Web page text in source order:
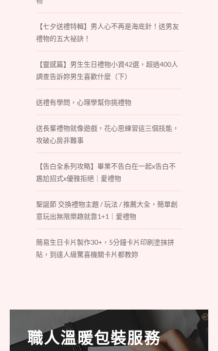
【七夕送禮特輯】男人心不再是海底針！送男友
禮物的五大祕訣！
【靈感篇】男生生日禮物小資42選，超過400人
調查告訴妳男生喜歡什麼（下）
送禮有學問，心理學幫你挑禮物
送長輩禮物就像遊戲，花心思練習這三個技能，
攻破心房非難事
【告白全系列攻略】畢業不告白在一起x告白不
尷尬招式x優雅拒絕｜愛禮物
聖誕節 交換禮物主題 / 玩法 / 推薦大全，簡單創
意玩出無限樂趣就靠1+1｜愛禮物
簡易生日卡片製作30+，5分鐘卡片印刷塗抹拼
貼，到達人級驚喜機關卡片都教妳
職人溫暖包裝服務